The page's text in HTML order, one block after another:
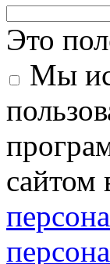
Это
Мы
сайтом